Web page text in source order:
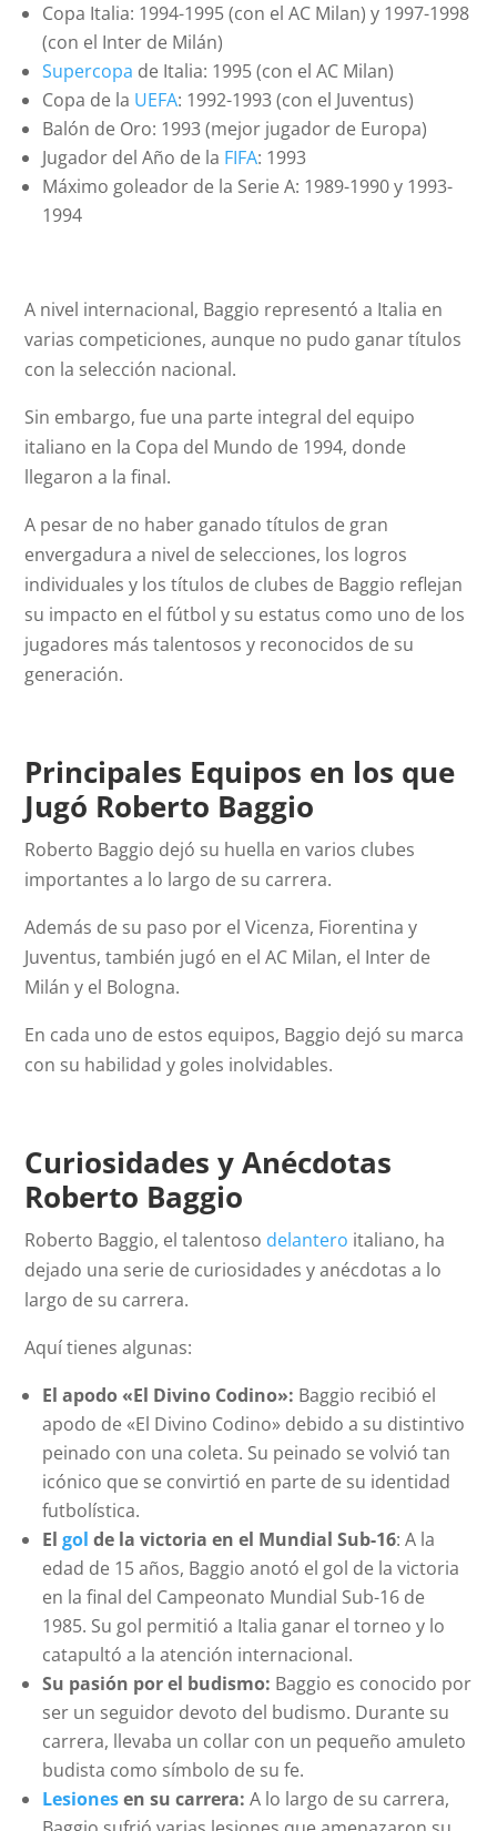
Copa Italia: 1994-1995 (con el AC Milan) y 1997-1998
(con el Inter de Milán)
Supercopa de Italia: 1995 (con el AC Milan)
Copa de la UEFA: 1992-1993 (con el Juventus)
Balón de Oro: 1993 (mejor jugador de Europa)
Jugador del Año de la FIFA: 1993
Máximo goleador de la Serie A: 1989-1990 y 1993-
1994
A nivel internacional, Baggio representó a Italia en
varias competiciones, aunque no pudo ganar títulos
con la selección nacional.
Sin embargo, fue una parte integral del equipo
italiano en la Copa del Mundo de 1994, donde
llegaron a la final.
A pesar de no haber ganado títulos de gran
envergadura a nivel de selecciones, los logros
individuales y los títulos de clubes de Baggio reflejan
su impacto en el fútbol y su estatus como uno de los
jugadores más talentosos y reconocidos de su
generación.
Principales Equipos en los que
Jugó Roberto Baggio
Roberto Baggio dejó su huella en varios clubes
importantes a lo largo de su carrera.
Además de su paso por el Vicenza, Fiorentina y
Juventus, también jugó en el AC Milan, el Inter de
Milán y el Bologna.
En cada uno de estos equipos, Baggio dejó su marca
con su habilidad y goles inolvidables.
Curiosidades y Anécdotas
Roberto Baggio
Roberto Baggio, el talentoso delantero italiano, ha
dejado una serie de curiosidades y anécdotas a lo
largo de su carrera.
Aquí tienes algunas:
El apodo «El Divino Codino»: Baggio recibió el
apodo de «El Divino Codino» debido a su distintivo
peinado con una coleta. Su peinado se volvió tan
icónico que se convirtió en parte de su identidad
futbolística.
Elgol de la victoria en el Mundial Sub-16: A la
edad de 15 años, Baggio anotó el gol de la victoria
en la final del Campeonato Mundial Sub-16 de
1985. Su gol permitió a Italia ganar el torneo y lo
catapultó a la atención internacional.
Su pasión por el budismo: Baggio es conocido por
ser un seguidor devoto del budismo. Durante su
carrera, llevaba un collar con un pequeño amuleto
budista como símbolo de su fe.
Lesionesen su carrera: A lo largo de su carrera,